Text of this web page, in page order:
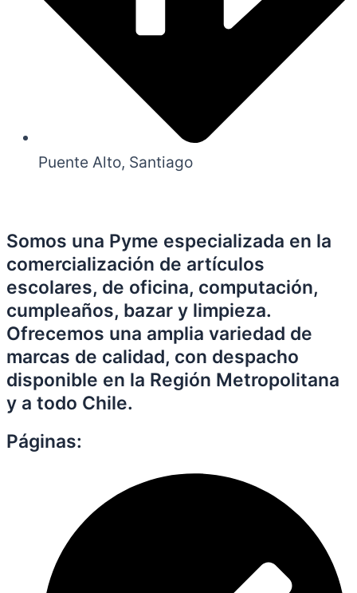
Puente Alto, Santiago
Somos una Pyme especializada en la
comercialización de artículos
escolares, de oficina, computación,
cumpleaños, bazar y limpieza.
Ofrecemos una amplia variedad de
marcas de calidad, con despacho
disponible en la Región Metropolitana
y a todo Chile.
Páginas: